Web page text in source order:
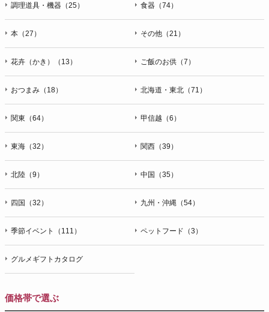
調理道具・機器（25） 食器（74）
本（27） その他（21）
花卉（かき）（13） ご飯のお供（7）
おつまみ（18） 北海道・東北（71）
関東（64） 甲信越（6）
東海（32） 関西（39）
北陸（9） 中国（35）
四国（32） 九州・沖縄（54）
季節イベント（111） ペットフード（3）
グルメギフトカタログ
価格帯で選ぶ